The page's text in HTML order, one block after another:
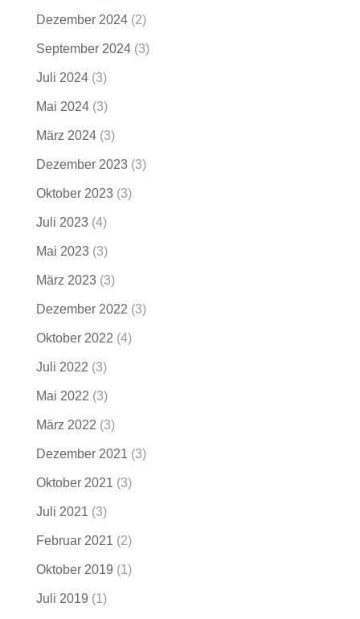
Dezember 2024(2)
September 2024(3)
Juli 2024(3)
Mai 2024(3)
März 2024(3)
Dezember 2023(3)
Oktober 2023(3)
Juli 2023(4)
Mai 2023(3)
März 2023(3)
Dezember 2022 (3)
Oktober 2022 (4)
Juli 2022 (3)
Mai 2022 (3)
März 2022 (3)
Dezember 2021 (3)
Oktober 2021 (3)
Juli 2021 (3)
Februar 2021 (2)
Oktober 2019 (1)
Juli 2019 (1)